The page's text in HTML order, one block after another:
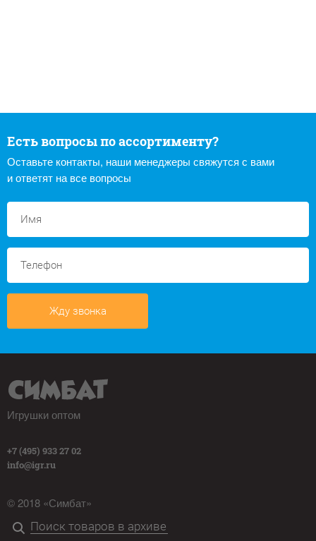
Есть вопросы по ассортименту?
Оставьте контакты, наши менеджеры свяжутся с вами
и ответят на все вопросы
Жду звонка
Игрушки оптом
+7 (495) 933 27 02
info@igr.ru
© 2018 «Симбат»